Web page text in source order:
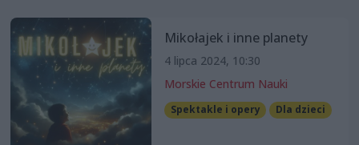
Mikołajek i inne planety
4 lipca 2024, 10:30
Morskie Centrum Nauki
Spektakle i opery Dla dzieci